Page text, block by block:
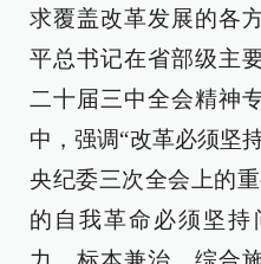
求覆盖改革发展的各
平总书记在省部级主
二十届三中全会精神
中，强调“改革必须坚
央纪委三次全会上的
的自我革命必须坚持